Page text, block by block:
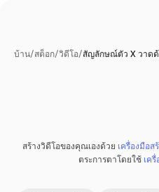
บ้าน/สต็อก/วิดีโอ/สัญลักษณ์ตัว X วาด
สร้างวิดีโอของคุณเองด้วย เครื่องมือส
ตระการตาโดยใช้ เค